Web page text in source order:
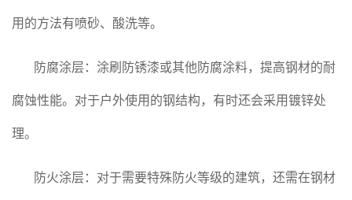
用的方法有喷砂、酸洗等。
防腐涂层：涂刷防锈漆或其他防腐涂料，提高钢材的耐
腐蚀性能。对于户外使用的钢结构，有时还会采用镀锌处
理。
防火涂层：对于需要特殊防火等级的建筑，还需在钢材